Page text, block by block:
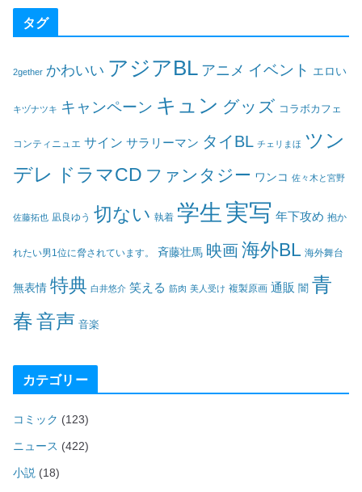
タグ
2gether かわいい アジアBL アニメ イベント エロい
キヅナツキ キャンペーン キュン グッズ コラボカフェ
コンティニュエ サイン サラリーマン タイBL チェリまほ ツン
デレ
ドラマCD ファンタジー ワンコ 佐々木と宮野
佐藤拓也 凪良ゆう 切ない 執着 学生 実写 年下攻め 抱か
れたい男1位に脅されています。 斉藤壮馬 映画海外BL 海外舞台
無表情 特典 白井悠介 笑える 筋肉 美人受け 複製原画 通販 闇 青
春音声 音楽
カテゴリー
コミック (123)
ニュース (422)
小説 (18)